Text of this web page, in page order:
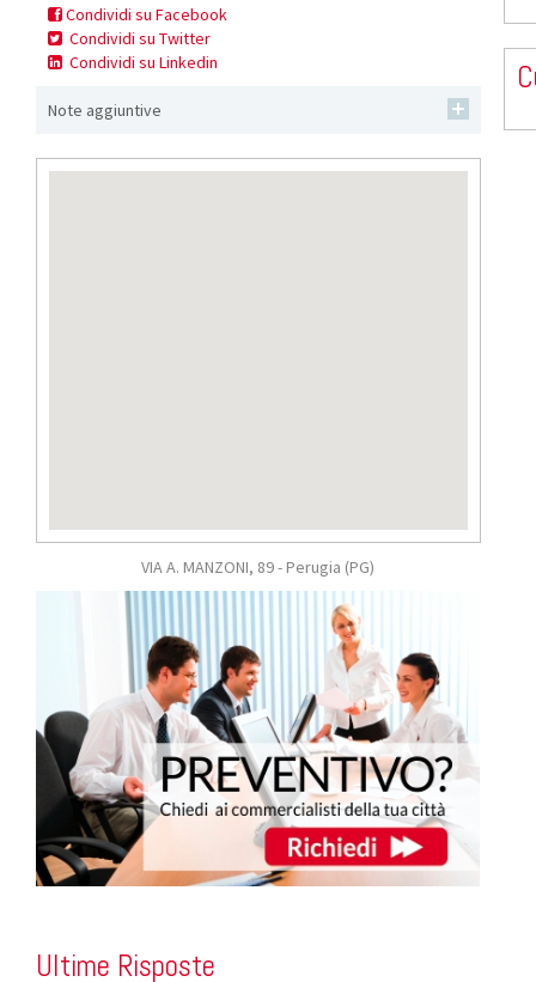
Condividi su Facebook
Condividi su Twitter
Condividi su Linkedin
Note aggiuntive
VIA A. MANZONI, 89 - Perugia (PG)
Ultime Risposte